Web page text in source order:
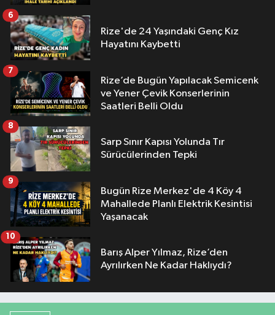
Rize'de 24 Yaşındaki Genç Kız
Hayatını Kaybetti
6
Rize’de Bugün Yapılacak Semicenk
ve Yener Çevik Konserlerinin
Saatleri Belli Oldu
7
Sarp Sınır Kapısı Yolunda Tır
Sürücülerinden Tepki
8
Bugün Rize Merkez'de 4 Köy 4
Mahallede Planlı Elektrik Kesintisi
Yaşanacak
9
Barış Alper Yılmaz, Rize’den
Ayrılırken Ne Kadar Haklıydı?
10